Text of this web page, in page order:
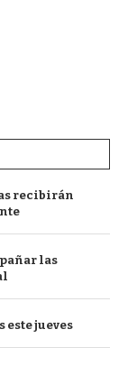
recibirán
las
este jueves